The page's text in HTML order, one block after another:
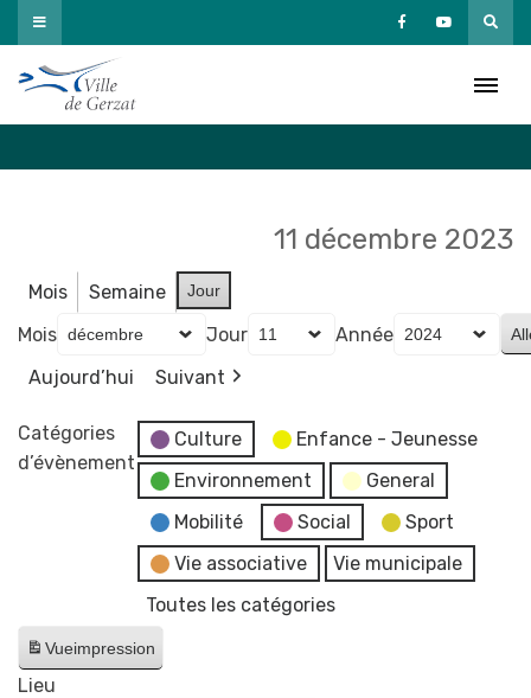
Passer
au
contenu
11 décembre 2023
Mois Semaine Jour
Mois Jour
Année
Aujourd’hui
Suivant
Catégories
d’évènement
Culture
Enfance - Jeunesse
Environnement
General
Mobilité
Social
Sport
Vie associative
Vie municipale
Toutes les catégories
Vueimpression
Lieu